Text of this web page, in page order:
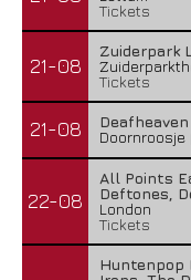
Tickets
21-08
Zuiderpark
Tickets
21-08
Deafheaven
Doornroosje
22-08
All Points
Deftones,
London
Tickets
Huntenpop